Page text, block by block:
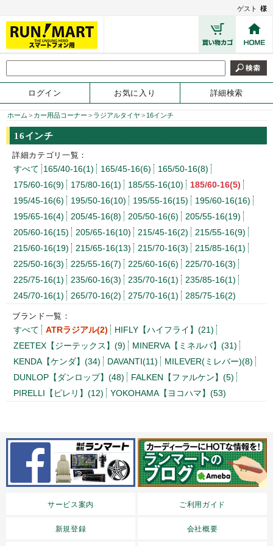
ゲスト 様
ログイン お気に入り 詳細検索
ホーム > カー用品コーナー > ラジアルタイヤ > 16インチ
16インチ
詳細カテゴリ一覧：
すべて 165/40-16(1) 165/45-16(6)
165/50-16(8)
175/60-16(9)
175/80-16(1) 185/55-16(10)
185/60-16(5)
195/45-16(6)
195/50-16(10) 195/55-16(15)
195/60-16(16)
195/65-16(4)
205/45-16(8) 205/50-16(6)
205/55-16(19)
205/60-16(15)
205/65-16(10) 215/45-16(2)
215/55-16(9)
215/60-16(19)
215/65-16(13) 215/70-16(3)
215/85-16(1)
225/50-16(3)
225/55-16(7) 225/60-16(6)
225/70-16(3)
225/75-16(1)
235/60-16(3) 235/70-16(1)
235/85-16(1)
245/70-16(1)
265/70-16(2) 275/70-16(1) 285/75-16(2)
ブランド一覧：
すべて ATRラジアル(2)
HIFLY【ハイフライ】(21)
ZEETEX【ジーテックス】(9)
MINERVA【ミネルバ】(31)
KENDA【ケンダ】(34)
DAVANTI(11)
MILEVER(ミレバー)(8)
DUNLOP【ダンロップ】(48)
FALKEN【ファルケン】(5)
PIRELLI【ピレリ】(12)
YOKOHAMA【ヨコハマ】(53)
サービス案内 ご利用ガイド
新規登録 会社概要